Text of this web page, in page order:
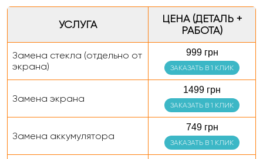
УСЛУГА
ЦЕНА (ДЕТАЛЬ +
РАБОТА)
Замена стекла (отдельно от
экрана)
999 грн
ЗАКАЗАТЬ В 1 КЛИК
Замена экрана
1499 грн
ЗАКАЗАТЬ В 1 КЛИК
Замена аккумулятора
749 грн
ЗАКАЗАТЬ В 1 КЛИК